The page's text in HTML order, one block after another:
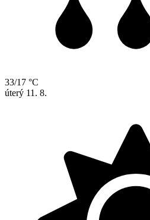
33/17 °C
úterý 11. 8.